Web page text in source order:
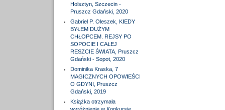
Holsztyn, Szczecin -
Pruszcz Gdański, 2020
Gabriel P. Oleszek, KIEDY
BYŁEM DUŻYM
CHŁOPCEM. REJSY PO
SOPOCIE I CAŁEJ
RESZCIE ŚWIATA, Pruszcz
Gdański - Sopot, 2020
Dominika Kraska, 7
MAGICZNYCH OPOWIEŚCI
O GDYNI, Pruszcz
Gdański, 2019
Książka otrzymała